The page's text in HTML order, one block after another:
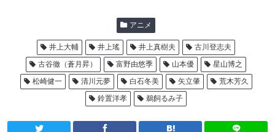
アニメ
井上大輔 井上瑤 井上真樹夫
古川登志夫
古谷徹（蒼月昇）
富野由悠季 山本優
星山博之
松崎健一
清川元夢 白石冬美 矢立肇
荒木芳久
鈴置洋孝
鵜飼るみ子